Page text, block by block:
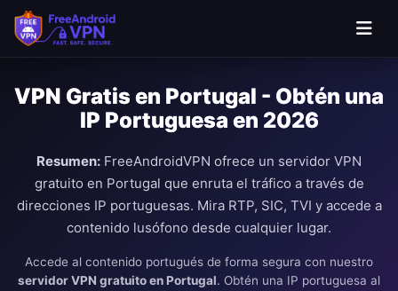
Saltar al contenido principal
VPN Gratis en Portugal - Obtén una
IP Portuguesa en 2026
Resumen: FreeAndroidVPN ofrece un servidor VPN
gratuito en Portugal que enruta el tráfico a través de
direcciones IP portuguesas. Mira RTP, SIC, TVI y accede a
contenido lusófono desde cualquier lugar.
Accede al contenido portugués de forma segura con nuestro
servidor VPN gratuito en Portugal. Obtén una IP portuguesa al